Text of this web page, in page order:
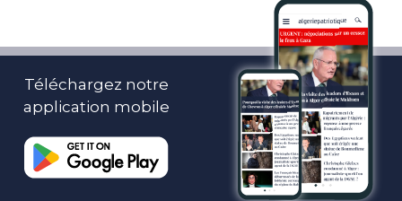
Téléchargez notre
application mobile